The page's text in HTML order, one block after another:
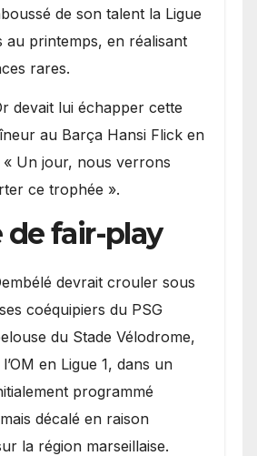
de son talent la Ligue
au printemps, en réalisant
rares.
devait lui échapper cette
au Barça Hansi Flick en
Un jour, nous verrons
ce trophée ».
de fair-play
devrait crouler sous
coéquipiers du PSG
du Stade Vélodrome,
en Ligue 1, dans un
programmé
décalé en raison
la région marseillaise.